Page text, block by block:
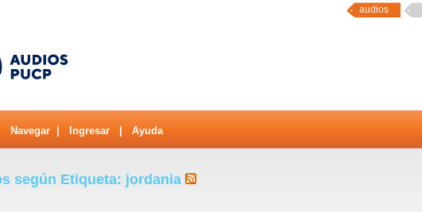
audios
Navegar Ingresar Ayuda
según Etiqueta: jordania